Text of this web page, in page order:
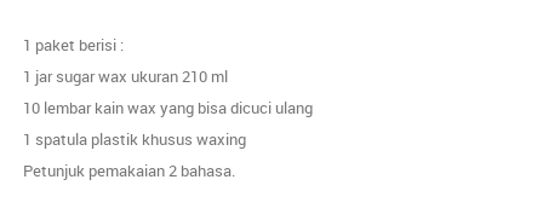
1 paket berisi :
1 jar sugar wax ukuran 210 ml
10 lembar kain wax yang bisa dicuci ulang
1 spatula plastik khusus waxing
Petunjuk pemakaian 2 bahasa.